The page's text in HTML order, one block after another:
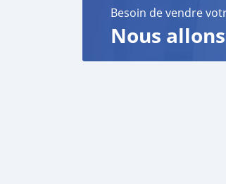
Besoin de vendre
Nous